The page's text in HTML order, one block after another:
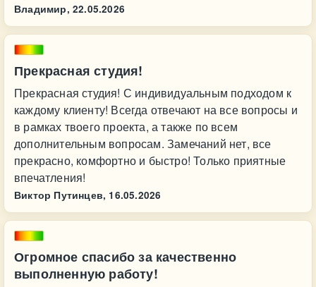
Владимир, 22.05.2026
Прекрасная студия!
Прекрасная студия! С индивидуальным подходом к
каждому клиенту! Всегда отвечают на все вопросы и
в рамках твоего проекта, а также по всем
дополнительным вопросам. Замечаний нет, все
прекрасно, комфортно и быстро! Только приятные
впечатления!
Виктор Путинцев, 16.05.2026
Огромное спасибо за качественно
выполненную работу!